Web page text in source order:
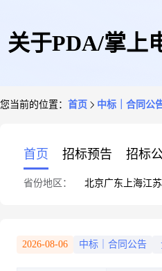
关于PDA/掌上
您当前的位置： 首页 中标｜合同公
首页 招标预告 招标
省份地区： 北京广东 上海江苏
2026-08-06 中标｜合同公告